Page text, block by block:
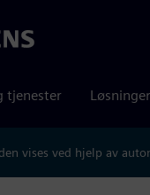
tjenester Løsninger
vises ved hjelp av